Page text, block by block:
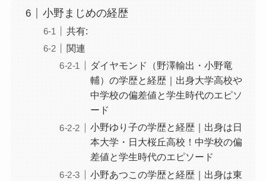
小野まじめの経歴
共有:
関連
ダイヤモンド（野澤輸出・小野竜
輔）の学歴と経歴｜出身大学高校や
中学校の偏差値と学生時代のエピソ
ード
小野ゆり子の学歴と経歴｜出身は日
本大学・日大桜丘高校！中学校の偏
差値と学生時代のエピソード
小野あつこの学歴と経歴｜出身は東